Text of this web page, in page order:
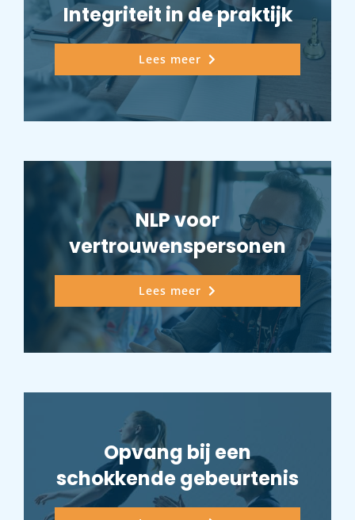
Integriteit in de praktijk
Lees meer
NLP voor
vertrouwenspersonen
Lees meer
Opvang bij een
schokkende gebeurtenis